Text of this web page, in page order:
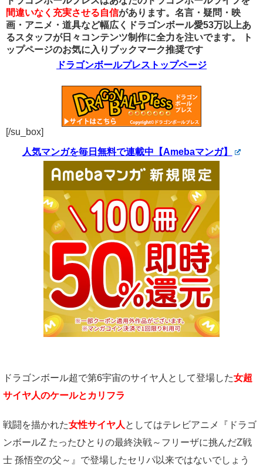
間違いなく充実させる自信があります。名言・疑問・映
画・アニメ・道具など幅広くドラゴンボール愛53万以上あ
るスタッフが日々コンテンツ制作に全力を注いでます。
ト
ップページのお気に入りブックマーク推奨です
ドラゴンボールプレストップページ
[/su_box]
人気マンガを毎日無料で連載中【Amebaマンガ】
ドラゴンボール超で第6宇宙のサイヤ人として登場した女超
サイヤ人のケールとカリフラ
戦闘を描かれた女性サイヤ人 としてはテレビアニメ『ドラゴ
ンボールZ たったひとりの最終決戦～フリーザに挑んだZ戦
士 孫悟空の父～』で登場したセリパ以来ではないでしょう